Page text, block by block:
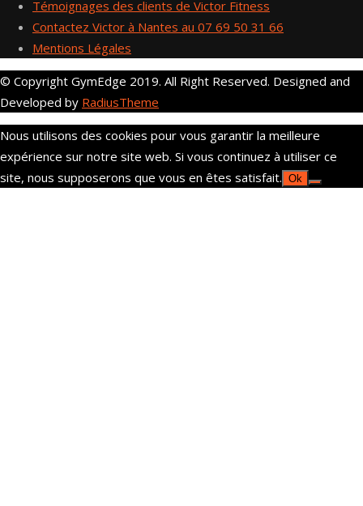
Témoignages des clients de Victor Fitness
Contactez Victor à Nantes au 07 69 50 31 66
Mentions Légales
© Copyright GymEdge 2019. All Right Reserved. Designed and
Developed by RadiusTheme
Nous utilisons des cookies pour vous garantir la meilleure
expérience sur notre site web. Si vous continuez à utiliser ce
site, nous supposerons que vous en êtes satisfait. Ok